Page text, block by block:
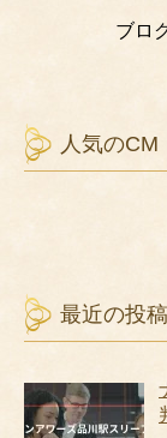
ブロ
人気のCM
最近の投稿